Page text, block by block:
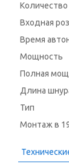
Входная
Время
Мощность
Полная
Длина
Тип
Монтаж в